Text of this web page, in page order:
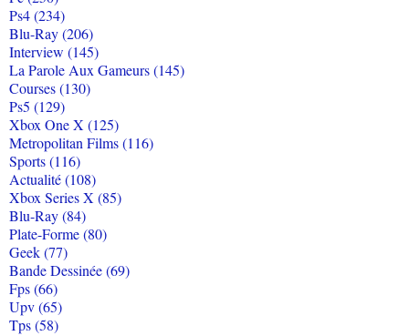
Ps4 (234)
Blu-Ray (206)
Interview (145)
La Parole Aux Gameurs (145)
Courses (130)
Ps5 (129)
Xbox One X (125)
Metropolitan Films (116)
Sports (116)
Actualité (108)
Xbox Series X (85)
Blu-Ray (84)
Plate-Forme (80)
Geek (77)
Bande Dessinée (69)
Fps (66)
Upv (65)
Tps (58)